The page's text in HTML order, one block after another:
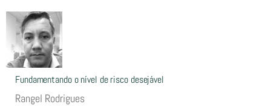
Fundamentando o nível de risco desejável
Rangel Rodrigues